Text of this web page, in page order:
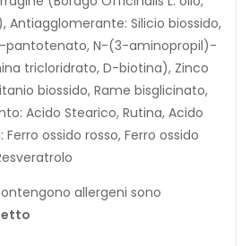
Antiagglomerante: Silicio biossido,
pantotenato, N-(3-aminopropil)-
tricloridrato, D-biotina), Zinco
biossido, Rame bisglicinato,
Acido Stearico, Rutina, Acido
ossido rosso, Ferro ossido
allergeni sono